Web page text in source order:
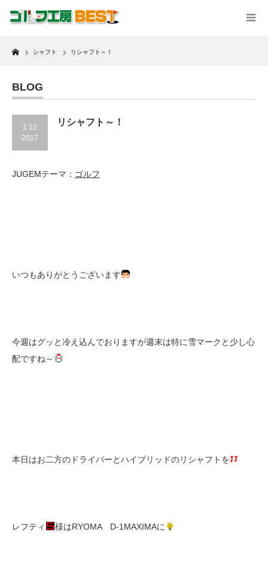
Home
シャフト リシャフト～！
BLOG
1.12
2017
リシャフト～！
JUGEMテーマ： ゴルフ
いつもありがとうございます
今週はグッと冷え込んでおりますが週末は特に雪マークと少し心
配ですね～
本日はお二方のドライバーとハイブリッドのリシャフトを
レフティ 様はRYOMA D-1MAXIMAに